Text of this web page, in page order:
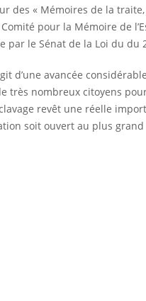
des « Mémoires de la
pour la Mémoire de
par le Sénat de la Loi du du
d’une avancée
très nombreux citoyens
revêt une réelle
soit ouvert au plus